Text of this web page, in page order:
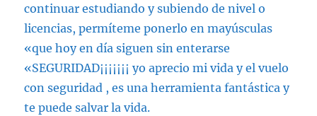
continuar estudiando y subiendo de nivel o
licencias, permíteme ponerlo en mayúsculas
«que hoy en día siguen sin enterarse
«SEGURIDAD¡¡¡¡¡¡¡ yo aprecio mi vida y el vuelo
con seguridad , es una herramienta fantástica y
te puede salvar la vida.